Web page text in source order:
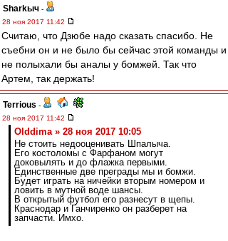
Sharkыч -
28 ноя 2017 11:42
Считаю, что Дзюбе надо сказать спасибо. Не
съебни он и не было бы сейчас этой команды и
не полыхали бы аналы у бомжей. Так что
Артем, так держать!
Terrious -
28 ноя 2017 11:42
Olddima » 28 ноя 2017 10:05
Не стоить недооценивать Шпалыча.
Его костоломы с Фарфаном могут
доковылять и до флажка первыми.
Единственные две преграды мы и бомжи.
Будет играть на ничейки вторым номером и
ловить в мутной воде шансы.
В открытый футбол его разнесут в щепы.
Краснодар и Ганчиренко он разберет на
запчасти. Имхо.